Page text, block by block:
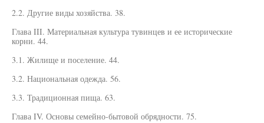
2.2. Другие виды хозяйства. 38.
Глава III. Материальная культура тувинцев и ее исторические
корни. 44.
3.1. Жилище и поселение. 44.
3.2. Национальная одежда. 56.
3.3. Традиционная пища. 63.
Глава IV. Основы семейно-бытовой обрядности. 75.